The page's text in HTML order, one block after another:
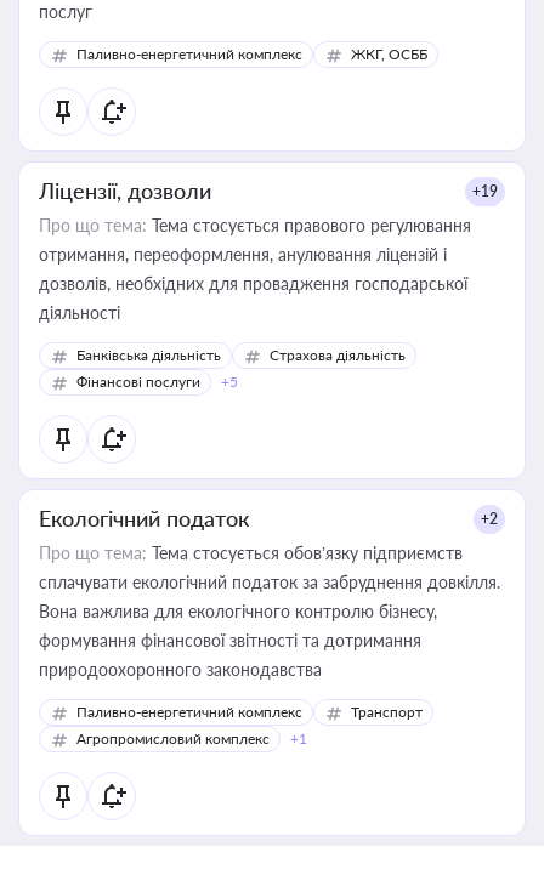
послуг
Паливно-енергетичний комплекс ЖКГ, ОСББ
Ліцензії, дозволи +19
Про що тема: Тема стосується правового регулювання
отримання, переоформлення, анулювання ліцензій і
дозволів, необхідних для провадження господарської
діяльності
Банківська діяльність
Страхова діяльність
Фінансові послуги
+5
Екологічний податок +2
Про що тема: Тема стосується обов’язку підприємств
сплачувати екологічний податок за забруднення довкілля.
Вона важлива для екологічного контролю бізнесу,
формування фінансової звітності та дотримання
природоохоронного законодавства
Паливно-енергетичний комплекс
Транспорт
Агропромисловий комплекс
+1